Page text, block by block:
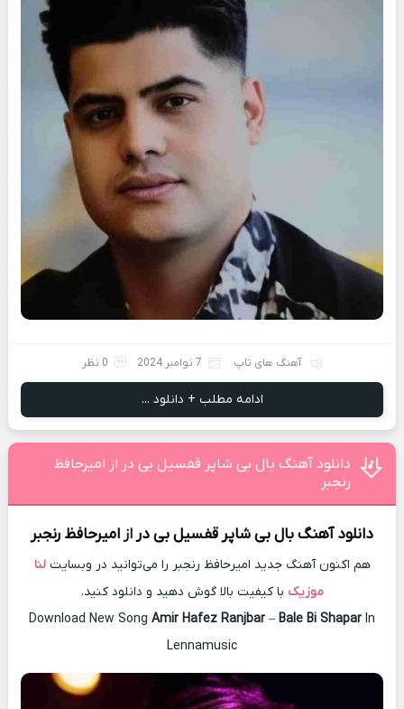
آهنگ های تاپ 7 نوامبر 2024 0 نظر
ادامه مطلب + دانلود ...
دانلود آهنگ بال بی شاپر قفسیل بی در از امیرحافظ
رنجبر
دانلود آهنگبال بی شاپر قفسیل بی درازامیرحافظ رنجبر
هم اکنون آهنگ جدید امیرحافظ رنجبر را می‌توانید در وبسایتلنا
موزیک با کیفیت بالا گوش دهید و دانلود کنید.
Download New Song Amir Hafez Ranjbar – Bale Bi Shapar In
Lennamusic